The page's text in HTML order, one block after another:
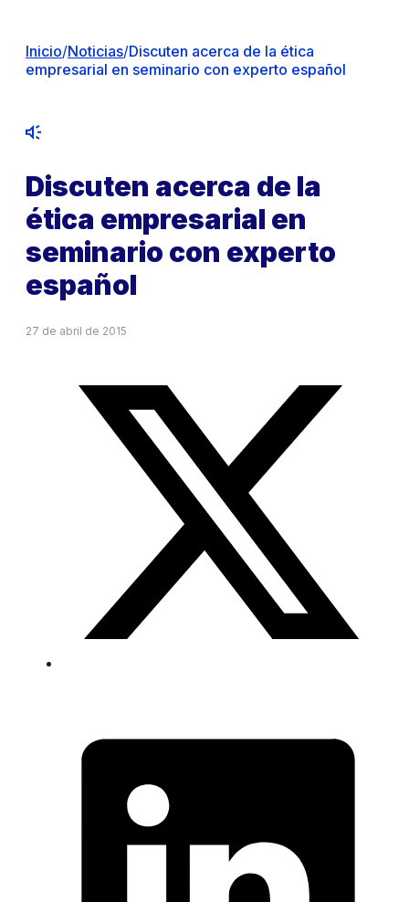
Inicio/Noticias/Discuten acerca de la ética
empresarial en seminario con experto español
Discuten acerca de la
ética empresarial en
seminario con experto
español
27 de abril de 2015